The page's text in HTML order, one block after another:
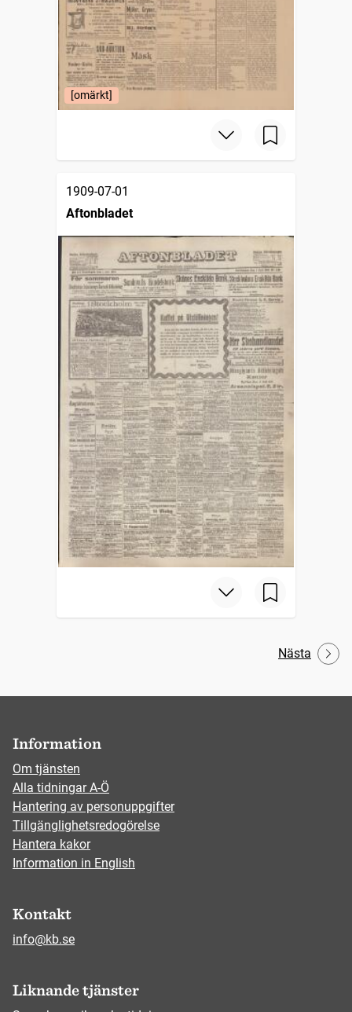
[omärkt]
1909-07-01
Aftonbladet
Nästa
Information
Om tjänsten
Alla tidningar A-Ö
Hantering av personuppgifter
Tillgänglighetsredogörelse
Hantera kakor
Information in English
Kontakt
info@kb.se
Liknande tjänster